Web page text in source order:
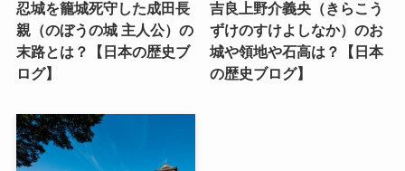
忍城を籠城死守した成田長
親（のぼうの城 主人公）の
末路とは？【日本の歴史ブ
ログ】
吉良上野介義央（きらこう
ずけのすけよしなか）のお
城や領地や石高は？【日本
の歴史ブログ】